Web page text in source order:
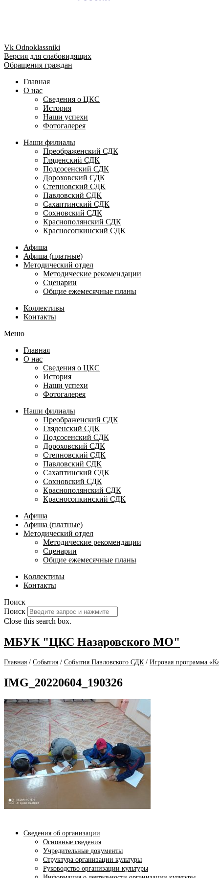
Vk Odnoklassniki
Версия для слабовидящих
Обращения граждан
Главная
О нас
Сведения о ЦКС
История
Наши успехи
Фотогалерея
Наши филиалы
Преображенский СДК
Гляденский СДК
Подсосенский СДК
Дороховский СДК
Степновский СДК
Павловский СДК
Сахаптинский СДК
Сохновский СДК
Краснополянский СДК
Красносопкинский СДК
Афиша
Афиша (платные)
Методический отдел
Методические рекомендации
Сценарии
Общие ежемесячные планы
Коллективы
Контакты
Меню
Главная
О нас
Сведения о ЦКС
История
Наши успехи
Фотогалерея
Наши филиалы
Преображенский СДК
Гляденский СДК
Подсосенский СДК
Дороховский СДК
Степновский СДК
Павловский СДК
Сахаптинский СДК
Сохновский СДК
Краснополянский СДК
Красносопкинский СДК
Афиша
Афиша (платные)
Методический отдел
Методические рекомендации
Сценарии
Общие ежемесячные планы
Коллективы
Контакты
Поиск
Поиск
Close this search box.
МБУК "ЦКС Назаровского МО"
Главная / События / События Павловского СДК / Игровая программа
IMG_20220604_190326
Сведения об организации
Основные сведения
Учредительные документы
Структура организации культуры
Руководство организации культуры